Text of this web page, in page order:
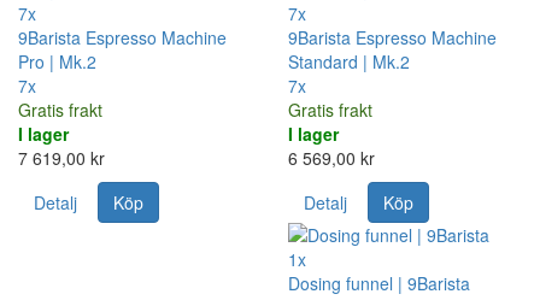
7x
9Barista Espresso Machine
Pro | Mk.2
7x
Gratis frakt
I lager
7 619,00 kr
Detalj
Köp
7x
9Barista Espresso Machine
Standard | Mk.2
7x
Gratis frakt
I lager
6 569,00 kr
Detalj
Köp
1x
Dosing funnel | 9Barista